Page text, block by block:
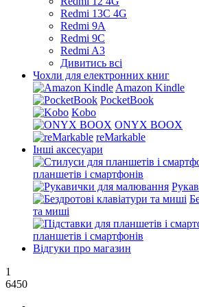
Redmi 13C 4G
Redmi 9A
Redmi 9C
Redmi A3
Дивитись всі
Чохли для електронних книг
Amazon Kindle
PocketBook
Kobo
ONYX BOOX
reMarkable
Інші аксесуари
планшетів і смартфонів
та миші
планшетів і смартфонів
Відгуки про магазин
1
6450